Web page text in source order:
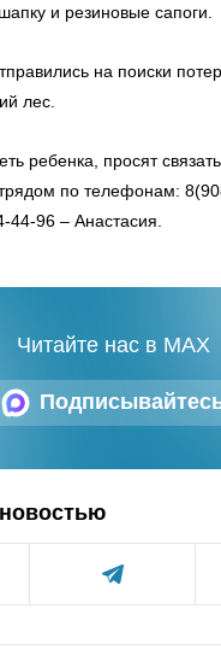
и резиновые сапоги.
на поиски
лес.
ребенка, просят
по телефонам:
96 – Анастасия.
Читайте нас в MAX